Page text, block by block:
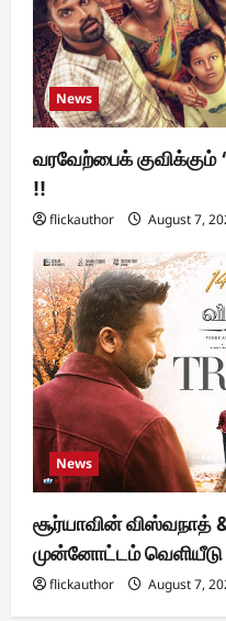
News
வரவேற்பைக் குவிக்கும்
!!
flickauthor August 7,
News
சூர்யாவின் விஸ்வநாத்
முன்னோட்டம் வெளியீடு
flickauthor August 7,